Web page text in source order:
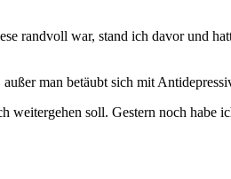
randvoll war, stand ich davor und
man betäubt sich mit
soll. Gestern noch habe